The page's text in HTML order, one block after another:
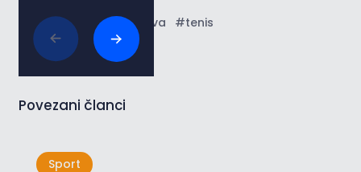
Tags: #sport #zabava #tenis
Povezani članci
Sport